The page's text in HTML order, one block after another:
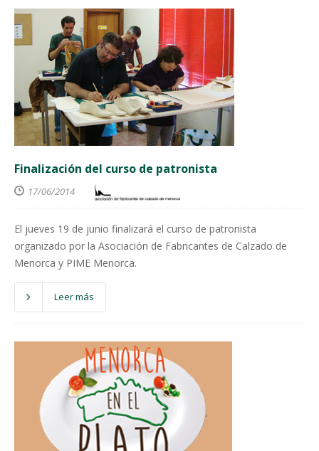
Finalización del curso de patronista
17/06/2014
El jueves 19 de junio finalizará el curso de patronista
organizado por la Asociación de Fabricantes de Calzado de
Menorca y PIME Menorca.
Leer más